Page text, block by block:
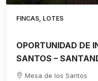
FINCAS, LOTES
OPORTUNIDAD DE
SANTOS –
Mesa de los Santos